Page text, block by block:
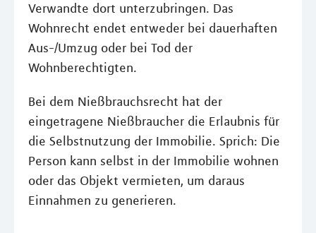
Verwandte dort unterzubringen. Das
Wohnrecht endet entweder bei dauerhaften
Aus-/Umzug oder bei Tod der
Wohnberechtigten.
Bei dem Nießbrauchsrecht hat der
eingetragene Nießbraucher die Erlaubnis für
die Selbstnutzung der Immobilie. Sprich: Die
Person kann selbst in der Immobilie wohnen
oder das Objekt vermieten, um daraus
Einnahmen zu generieren.